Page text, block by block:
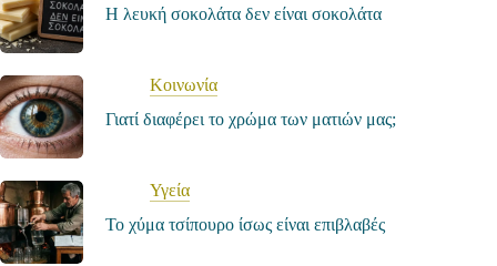
Η λευκή σοκολάτα δεν είναι σοκολάτα
Κοινωνία
Γιατί διαφέρει το χρώμα των ματιών μας;
Υγεία
Το χύμα τσίπουρο ίσως είναι επιβλαβές